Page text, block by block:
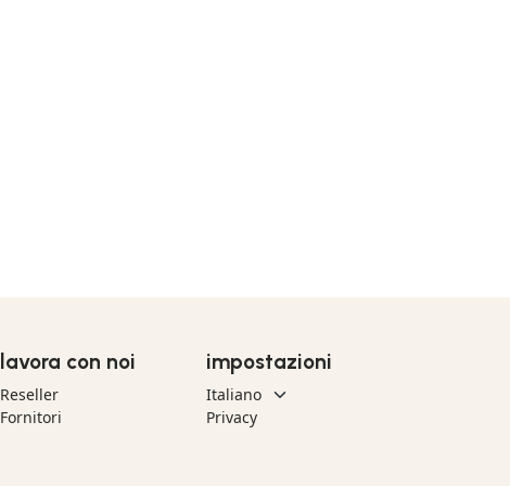
lavora con noi
Reseller
Fornitori
impostazioni
Privacy